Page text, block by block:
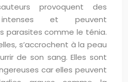
provoquent des
intenses et peuvent
parasites comme le ténia.
s’accrochent à la peau
de son sang. Elles sont
car elles peuvent